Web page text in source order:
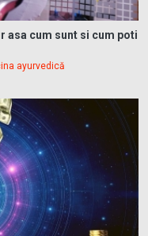
asa cum sunt si cum poti
ayurvedică